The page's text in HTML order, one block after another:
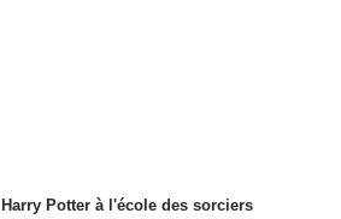
Harry Potter à l'école des sorciers